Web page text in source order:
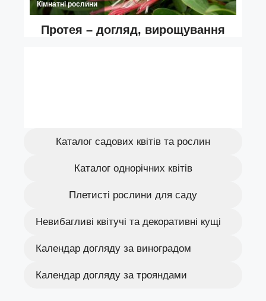
Каталог садових квітів та рослин
Каталог однорічних квітів
Плетисті рослини для саду
Невибагливі квітучі та декоративні кущі
Календар догляду за виноградом
Календар догляду за трояндами